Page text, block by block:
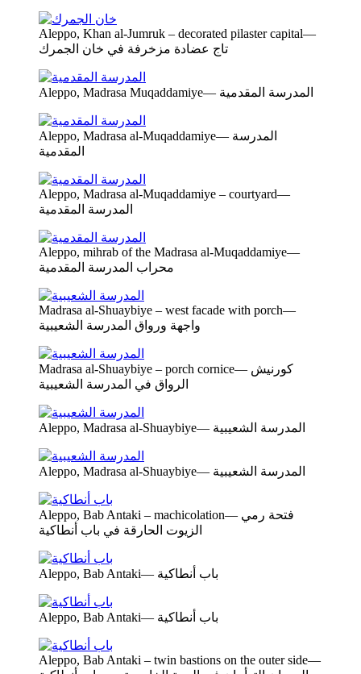
Aleppo, Khan al-Jumruk – decorated pilaster capital—
تاج عضادة مزخرفة في خان الجمرك
Aleppo, Madrasa Muqaddamiye— المدرسة المقدمية
Aleppo, Madrasa al-Muqaddamiye— المدرسة
المقدمية
Aleppo, Madrasa al-Muqaddamiye – courtyard—
المدرسة المقدمية
Aleppo, mihrab of the Madrasa al-Muqaddamiye—
محراب المدرسة المقدمية
Madrasa al-Shuaybiye – west facade with porch—
واجهة ورواق المدرسة الشعيبية
Madrasa al-Shuaybiye – porch cornice— كورنيش
الرواق في المدرسة الشعيبية
Aleppo, Madrasa al-Shuaybiye— المدرسة الشعيبية
Aleppo, Madrasa al-Shuaybiye— المدرسة الشعيبية
Aleppo, Bab Antaki – machicolation— فتحة رمي
الزيوت الحارقة في باب أنطاكية
Aleppo, Bab Antaki— باب أنطاكية
Aleppo, Bab Antaki— باب أنطاكية
Aleppo, Bab Antaki – twin bastions on the outer side—